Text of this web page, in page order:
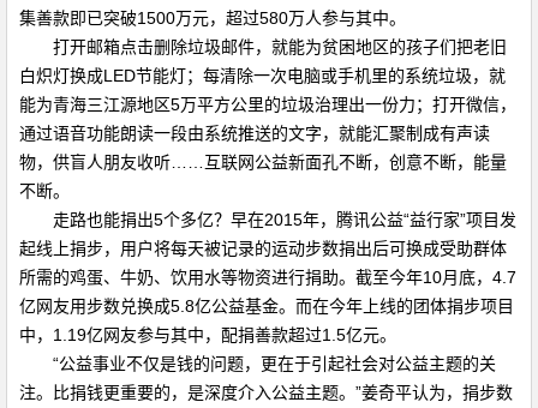
集善款即已突破1500万元，超过580万人参与其中。
打开邮箱点击删除垃圾邮件，就能为贫困地区的孩子们把老旧
白炽灯换成LED节能灯；每清除一次电脑或手机里的系统垃圾，就
能为青海三江源地区5万平方公里的垃圾治理出一份力；打开微信，
通过语音功能朗读一段由系统推送的文字，就能汇聚制成有声读
物，供盲人朋友收听……互联网公益新面孔不断，创意不断，能量
不断。
走路也能捐出5个多亿？早在2015年，腾讯公益“益行家”项目发
起线上捐步，用户将每天被记录的运动步数捐出后可换成受助群体
所需的鸡蛋、牛奶、饮用水等物资进行捐助。截至今年10月底，4.7
亿网友用步数兑换成5.8亿公益基金。而在今年上线的团体捐步项目
中，1.19亿网友参与其中，配捐善款超过1.5亿元。
“公益事业不仅是钱的问题，更在于引起社会对公益主题的关
注。比捐钱更重要的，是深度介入公益主题。”姜奇平认为，捐步数